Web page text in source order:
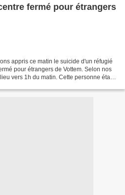
fermé pour étrangers
appris ce matin le suicide d'un réfugié
pour étrangers de Vottem. Selon nos
vers 1h du matin. Cette personne était